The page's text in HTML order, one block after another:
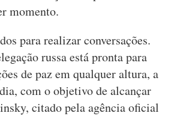
momento.
para realizar conversações.
russa está pronta para
de paz em qualquer altura, a
com o objetivo de alcançar
citado pela agência oficial